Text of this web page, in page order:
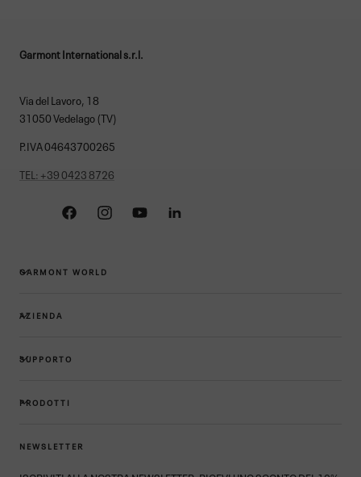
Garmont International s.r.l.
Via del Lavoro, 18
31050 Vedelago (TV)
P.IVA 04643700265
TEL: +39 0423 8726
FacebookInstagramYouTubeLinkedin
GARMONT WORLD
AZIENDA
SUPPORTO
PRODOTTI
NEWSLETTER